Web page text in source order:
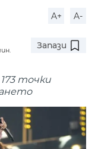
A+ A-
Запази
точки